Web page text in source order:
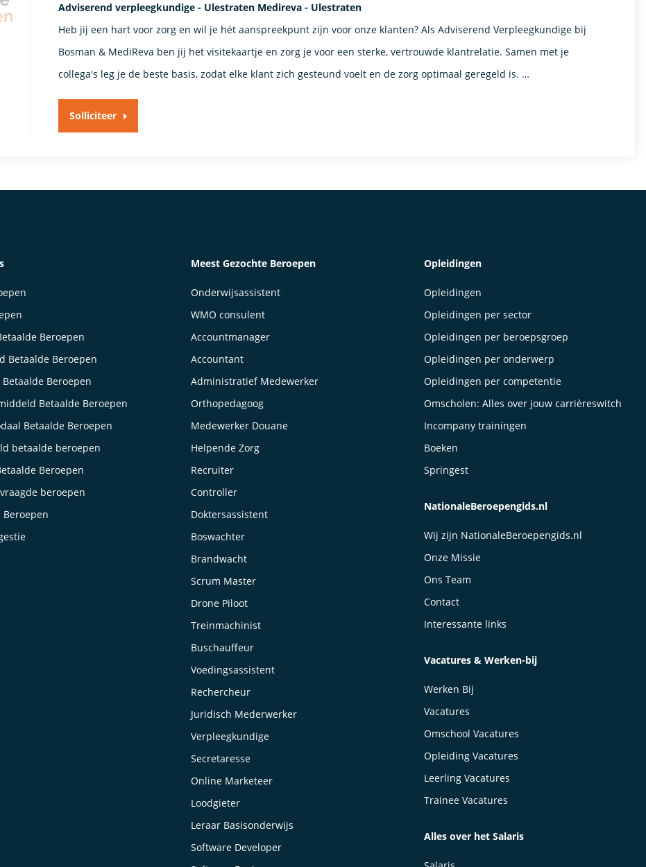
Adviserend verpleegkundige - Ulestraten Medireva - Ulestraten
Heb jij een hart voor zorg en wil je hét aanspreekpunt zijn voor onze klanten? Als Adviserend Verpleegkundige bij
Bosman & MediReva ben jij het visitekaartje en zorg je voor een sterke, vertrouwde klantrelatie. Samen met je
collega's leg je de beste basis, zodat elke klant zich gesteund voelt en de zorg optimaal geregeld is. …
Solliciteer
Beroepen
Betaalde Beroepen
Betaalde Beroepen
Betaalde Beroepen
Betaalde Beroepen
betaalde beroepen
Beroepen
beroepen
Beroepen
Meest Gezochte Beroepen
Onderwijsassistent
WMO consulent
Accountmanager
Accountant
Administratief Medewerker
Orthopedagoog
Medewerker Douane
Helpende Zorg
Recruiter
Controller
Doktersassistent
Boswachter
Brandwacht
Scrum Master
Drone Piloot
Treinmachinist
Buschauffeur
Voedingsassistent
Rechercheur
Juridisch Mederwerker
Verpleegkundige
Secretaresse
Online Marketeer
Loodgieter
Leraar Basisonderwijs
Software Developer
Opleidingen
Opleidingen
Opleidingen per sector
Opleidingen per beroepsgroep
Opleidingen per onderwerp
Opleidingen per competentie
Omscholen: Alles over jouw carrièreswitch
Incompany trainingen
Boeken
Springest
NationaleBeroepengids.nl
Wij zijn NationaleBeroepengids.nl
Onze Missie
Ons Team
Contact
Interessante links
Vacatures & Werken-bij
Werken Bij
Vacatures
Omschool Vacatures
Opleiding Vacatures
Leerling Vacatures
Trainee Vacatures
Alles over het Salaris